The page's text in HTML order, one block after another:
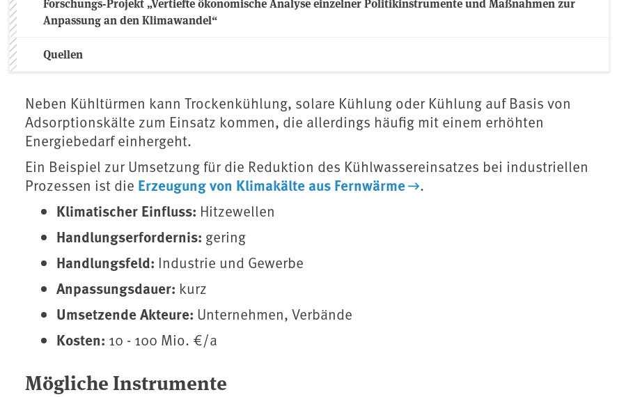
Forschungs-Projekt „Vertiefte ökonomische Analyse einzelner Politikinstrumente und Maßnahmen zur
Anpassung an den Klimawandel“
Quellen
Neben Kühltürmen kann Trockenkühlung, solare Kühlung oder Kühlung auf Basis von
Adsorptionskälte zum Einsatz kommen, die allerdings häufig mit einem erhöhten
Energiebedarf einhergeht.
Ein Beispiel zur Umsetzung für die Reduktion des Kühlwassereinsatzes bei industriellen
Prozessen ist die Erzeugung von Klimakälte aus Fernwärme .
Klimatischer Einfluss: Hitzewellen
Handlungserfordernis: gering
Handlungsfeld: Industrie und Gewerbe
Anpassungsdauer: kurz
Umsetzende Akteure: Unternehmen, Verbände
Kosten: 10 - 100 Mio. €/a
Mögliche Instrumente